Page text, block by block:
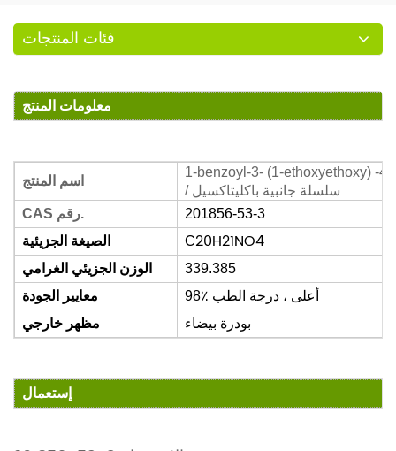
فئات المنتجات
معلومات المنتج
اسم المنتج
1-benzoyl-3- (1-ethoxyethoxy) -
/ سلسلة جانبية باكليتاكسيل
CAS رقم.
201856-53-3
الصيغة الجزيئية
C20H21NO4
الوزن الجزيئي الغرامي
339.385
معايير الجودة
98٪ أعلى ، درجة الطب
مظهر خارجي
بودرة بيضاء
إستعمال